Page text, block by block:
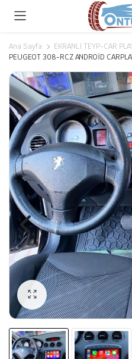
Ana Sayfa
EKRANLI TEYP-CAR
PEUGEOT 308-RCZ ANDROİD